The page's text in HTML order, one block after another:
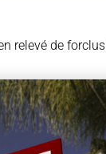
relevé de